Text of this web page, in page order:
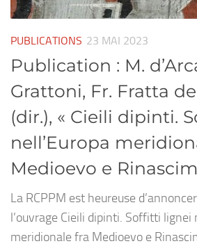
PUBLICATIONS 23 MAI 2023
Publication : M.
Grattoni, Fr. Fratta
(dir.), « Cieili dipinti.
nell’Europa
Medioevo e
La RCPPM est heureuse
l’ouvrage Cieili dipinti. Soffitti lignei
meridionale fra Medioevo e